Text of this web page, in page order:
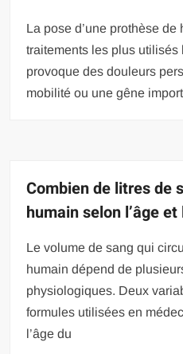
La pose d’une prothèse de
traitements les plus utilisés
provoque des douleurs
mobilité ou une gêne
Combien de litres de
humain selon l’âge
Le volume de sang qui
humain dépend de
physiologiques. Deux
formules utilisées en
l’âge du